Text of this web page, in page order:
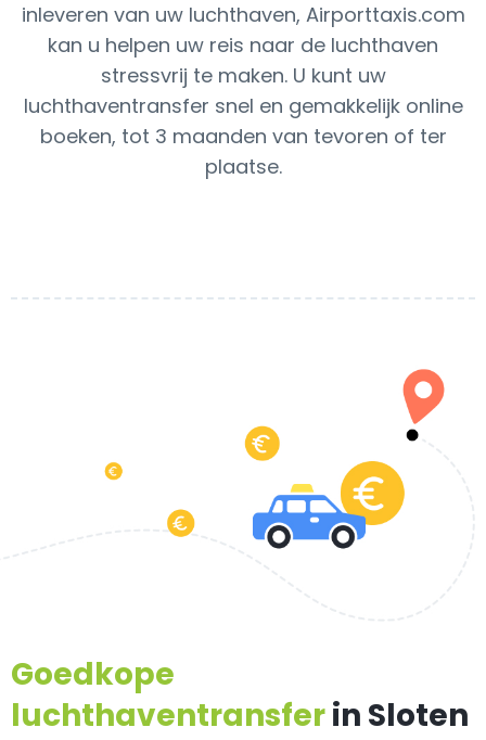
inleveren van uw luchthaven, Airporttaxis.com
kan u helpen uw reis naar de luchthaven
stressvrij te maken. U kunt uw
luchthaventransfer snel en gemakkelijk online
boeken, tot 3 maanden van tevoren of ter
plaatse.
Goedkope
luchthaventransferin Sloten